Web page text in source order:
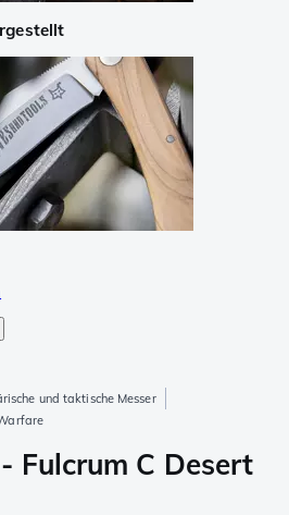
und taktische Messer
Fulcrum C Desert